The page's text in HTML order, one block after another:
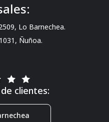
clientes:
Lo Barnechea.
Ñuñoa.